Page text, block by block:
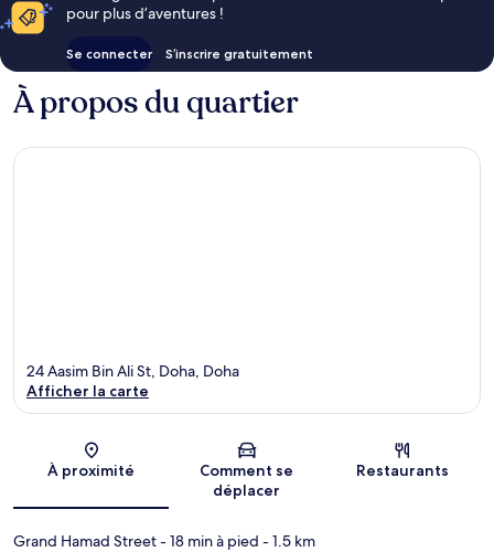
pour plus d’aventures !
Se connecter S’inscrire gratuitement
À propos du quartier
Carte
24 Aasim Bin Ali St, Doha, Doha
Afficher la carte
À proximité
Comment se
déplacer
Restaurants
Grand Hamad Street- 18 min à pied - 1.5 km